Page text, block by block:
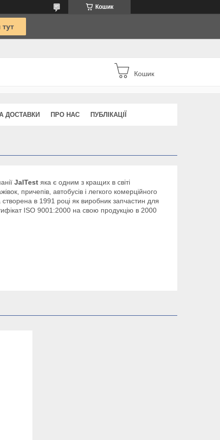
Кошик
Кошик
ДОСТАВКИ ПРО НАС ПУБЛІКАЦІЇ
JalTest яка є одним з кращих в світі
причепів, автобусів і легкого комерційного
в 1991 році як виробник запчастин для
ISO 9001:2000 на свою продукцію в 2000